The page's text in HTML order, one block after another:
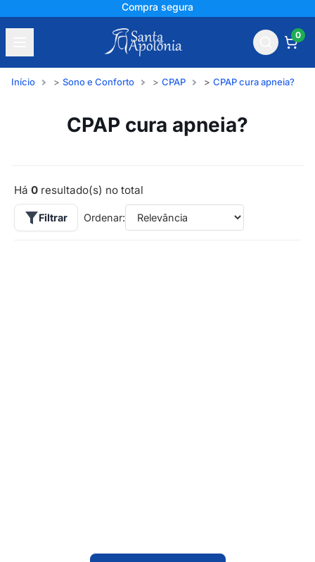
Compra segura
0
Início Sono e Conforto CPAP CPAP cura apneia?
CPAP cura apneia?
Há 0 resultado(s) no total
Filtrar Ordenar: